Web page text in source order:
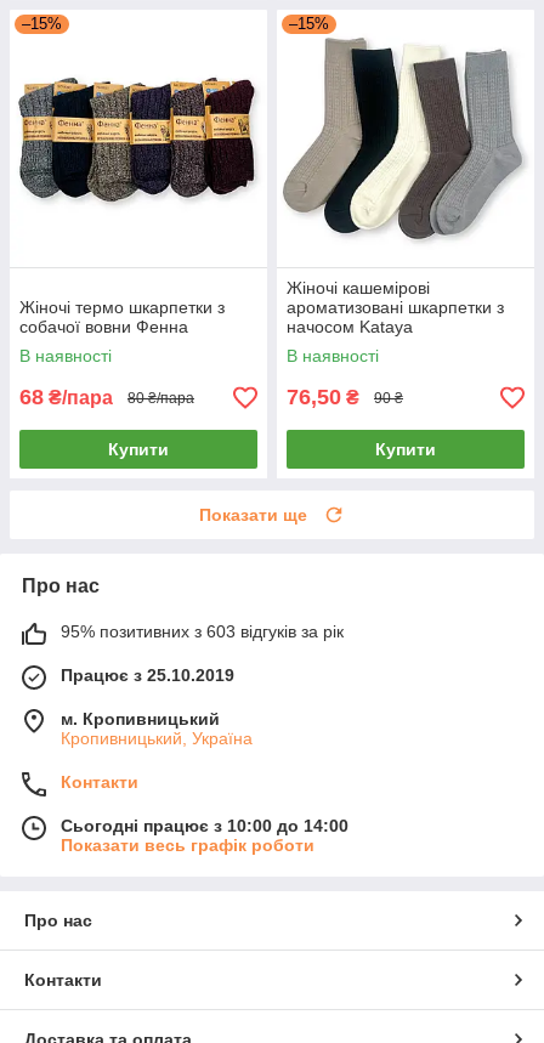
–15%
Жіночі термо шкарпетки з
собачої вовни Фенна
В наявності
68 ₴/пара 80 ₴/пара
Купити
–15%
Жіночі кашемірові
ароматизовані шкарпетки з
начосом Kataya
В наявності
76,50 ₴ 90 ₴
Купити
Показати ще
Про нас
95% позитивних з 603 відгуків за рік
Працює з 25.10.2019
м. Кропивницький
Кропивницький, Україна
Контакти
Сьогодні працює з 10:00 до 14:00
Показати весь графік роботи
Про нас
Контакти